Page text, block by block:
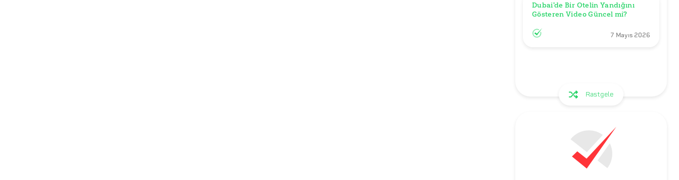
Dubai'de Bir Otelin Yandığını
Gösteren Video Güncel mi?
7 Mayıs 2026
Rastgele